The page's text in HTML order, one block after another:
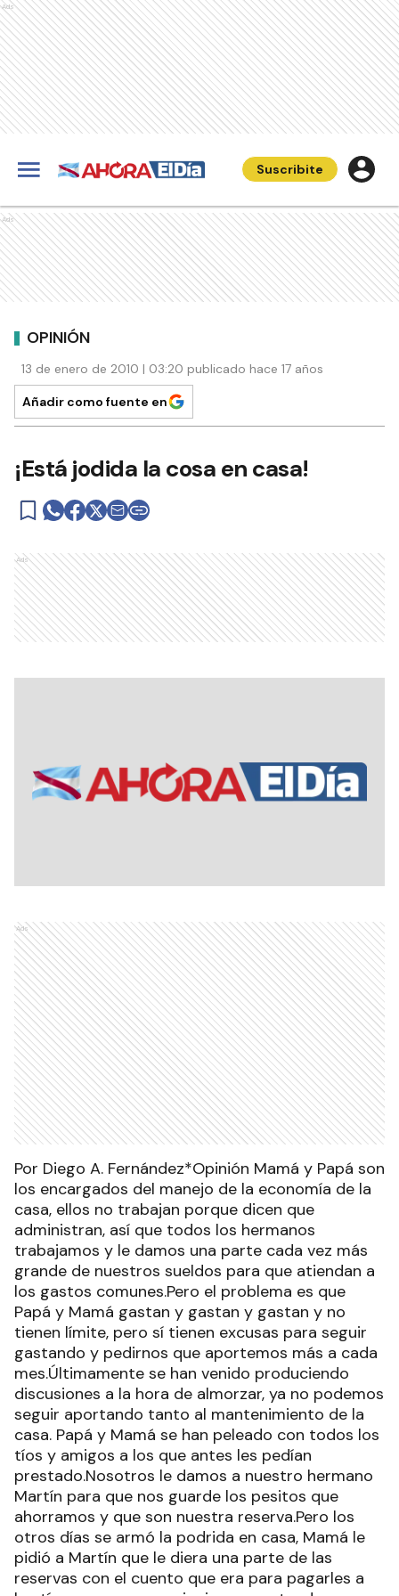
Ads
Suscribite
Ads
OPINIÓN
13 de enero de 2010 | 03:20 publicado hace 17 años
Añadir como fuente en
¡Está jodida la cosa en casa!
Ads
Ads
Por Diego A. Fernández*Opinión Mamá y Papá son
los encargados del manejo de la economía de la
casa, ellos no trabajan porque dicen que
administran, así que todos los hermanos
trabajamos y le damos una parte cada vez más
grande de nuestros sueldos para que atiendan a
los gastos comunes.Pero el problema es que
Papá y Mamá gastan y gastan y gastan y no
tienen límite, pero sí tienen excusas para seguir
gastando y pedirnos que aportemos más a cada
mes.Últimamente se han venido produciendo
discusiones a la hora de almorzar, ya no podemos
seguir aportando tanto al mantenimiento de la
casa. Papá y Mamá se han peleado con todos los
tíos y amigos a los que antes les pedían
prestado.Nosotros le damos a nuestro hermano
Martín para que nos guarde los pesitos que
ahorramos y que son nuestra reserva.Pero los
otros días se armó la podrida en casa, Mamá le
pidió a Martín que le diera una parte de las
reservas con el cuento que era para pagarles a